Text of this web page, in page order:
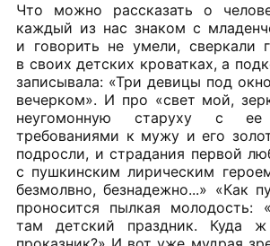
Что можно рассказать о
каждый из нас знаком с
и говорить не умели, сверкали
в своих детских кроватках, а
записывала: «Три девицы под
вечерком». И про «свет мой,
неугомонную старуху с ее
требованиями к мужу и его
подросли, и страдания первой
с пушкинским лирическим
безмолвно, безнадежно...» «Как
проносится пылкая молодость:
там детский праздник. Куда